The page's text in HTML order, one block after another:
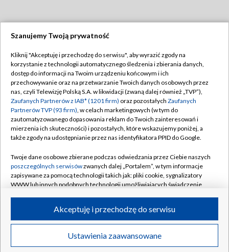
TVP
Abonament TVP
Emisja w TVP
Centrum informacji TVP
Naziemna Telewizja Cyfrowa
Rada Programowa
System NOS
Informacje o nadawcy
Program dla prasy
Ogłoszenie przetargowe
Regulamin TVP
Polityka prywatności
Moje zgody
Pomoc
Kontakt
Kanały
©2026 Telewizja Polska S.A. w likwidacji
Szanujemy Twoją prywatność
Kliknij "Akceptuję i przechodzę do serwisu", aby wyrazić zgody na
korzystanie z technologii automatycznego śledzenia i zbierania danych,
dostęp do informacji na Twoim urządzeniu końcowym i ich
przechowywanie oraz na przetwarzanie Twoich danych osobowych przez
nas, czyli Telewizję Polską S.A. w likwidacji (zwaną dalej również „TVP”),
Zaufanych Partnerów z IAB* (1201 firm) oraz pozostałych Zaufanych
Partnerów TVP (93 firm), w celach marketingowych (w tym do
zautomatyzowanego dopasowania reklam do Twoich zainteresowań i
mierzenia ich skuteczności) i pozostałych, które wskazujemy poniżej, a
także zgody na udostępnianie przez nas identyfikatora PPID do Google.
Twoje dane osobowe zbierane podczas odwiedzania przez Ciebie naszych
poszczególnych serwisówzwanych dalej „Portalem”, w tym informacje
zapisywane za pomocą technologii takich jak: pliki cookie, sygnalizatory
WWW lub innych podobnych technologii umożliwiających świadczenie
ruchu w Internecie.
Twoje dane osobowe zbierane podczas odwiedzania przez Ciebie
poszczególnych serwisówna Portalu, takie jak adresy IP, identyfikatory
Ustawienia zaawansowane
Akceptuję i przechodzę do serwisu